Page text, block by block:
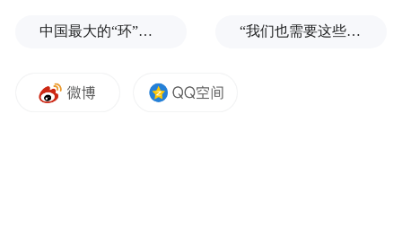
划于8月26日至30日在吉林长春举办，展现空
时，空军将选派现役主要装备参加空中飞行
中国最大的“环”，要来了 “我们也需要这些导弹啊”，特朗普公开拒绝泽连斯基！